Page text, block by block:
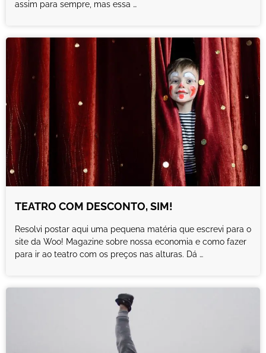
assim para sempre, mas essa …
TEATRO COM DESCONTO, SIM!
Resolvi postar aqui uma pequena matéria que escrevi para o
site da Woo! Magazine sobre nossa economia e como fazer
para ir ao teatro com os preços nas alturas. Dá …